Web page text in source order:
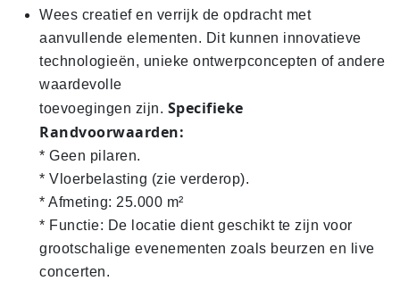
Wees creatief en verrijk de opdracht met
aanvullende elementen. Dit kunnen innovatieve
technologieën, unieke ontwerpconcepten of andere
waardevolle
toevoegingen zijn. Specifieke
Randvoorwaarden:
* Geen pilaren.
* Vloerbelasting (zie verderop).
* Afmeting: 25.000 m²
* Functie: De locatie dient geschikt te zijn voor
grootschalige evenementen zoals beurzen en live
concerten.